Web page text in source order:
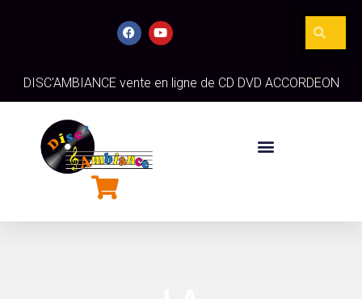
DISC'AMBIANCE vente en ligne de CD DVD ACCORDEON